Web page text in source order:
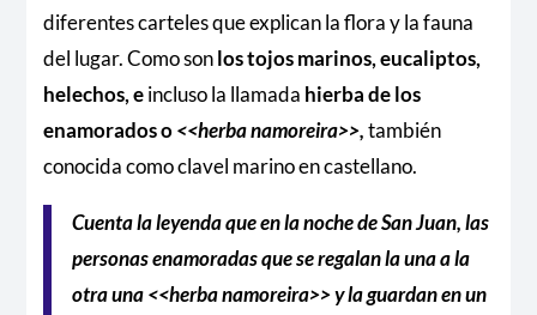
diferentes carteles que explican la flora y la fauna
del lugar. Como sonlos tojos marinos, eucaliptos,
helechos, eincluso la llamada hierba de los
enamorados o<<herba namoreira>>,también
conocida comoclavel marino en castellano.
Cuenta la leyenda que en la noche de San Juan, las
personas enamoradas que se regalan la una a la
otra una <<herba namoreira>> y la guardan en un